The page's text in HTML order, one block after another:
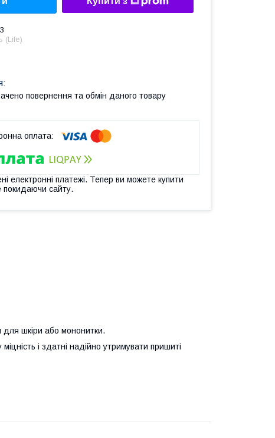
(Life)
повернення та обмін даного товару
електронні платежі. Тепер ви можете купити
покидаючи сайту.
для шкіри або мононитки.
і здатні надійно утримувати пришиті